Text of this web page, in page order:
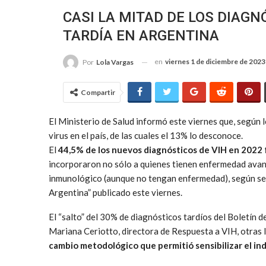
CASI LA MITAD DE LOS
TARDÍA EN ARGENTINA
Por Lola Vargas en viernes 1 de diciembre de 2023
Compartir
El Ministerio de Salud informó este viernes que,
virus en el país, de las cuales el 13% lo desconoce.
El44,5% de los nuevos diagnósticos de VIH en
incorporaron no sólo a quienes tienen enfermedad
inmunológico (aunque no tengan enfermedad), según
Argentina” publicado este viernes.
El “salto” del 30% de diagnósticos tardíos del Boletín
Mariana Ceriotto, directora de Respuesta a VIH,
cambio metodológico que permitió sensibilizar el